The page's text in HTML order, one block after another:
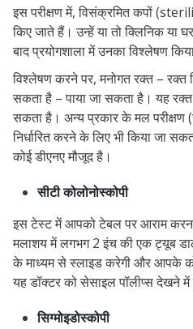
इस परीक्षण में, विसंक्रमित कपों
किए जाते हैं। उन्हें या तो क्लिनिक या
बाद प्रयोगशाला में उनका विश्लेषण
विश्लेषण करने पर, मनोगत रक्त –
सकता है – पाया जा सकता है। यह रक्त
सकता है। अन्य प्रकार के मल परीक्षण
निर्धारित करने के लिए भी किया जा
कोई डीएनए मौजूद है।
सीटी कोलोनोस्कोपी
इस टेस्ट में आपको टेबल पर आराम
मलाशय में लगभग 2 इंच की एक ट्यूब
के माध्यम से स्लाइड करेगी और आपके
यह डॉक्टर को सेसाइल पॉलीप्स देखने
सिग्मोइडोस्कोपी